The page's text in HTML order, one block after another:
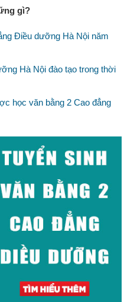
gì?
Điều dưỡng Hà Nội năm
Hà Nội đào tạo trong thời
học văn bằng 2 Cao đẳng